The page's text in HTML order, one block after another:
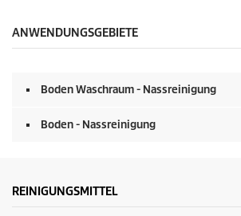
ANWENDUNGSGEBIETE
Boden Waschraum - Nassreinigung
Boden - Nassreinigung
REINIGUNGSMITTEL